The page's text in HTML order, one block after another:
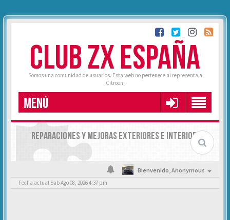
CLUB ZX ESPAÑA
Somos una comunidad de usuarios. Esta web no pertenece ni representa a
Citroën.
MENÚ
REPARACIONES Y MEJORAS EXTERIORES E INTERIORES
Bienvenido,Anonymous
Fecha actual Sab Ago 08, 2026 4:37 pm